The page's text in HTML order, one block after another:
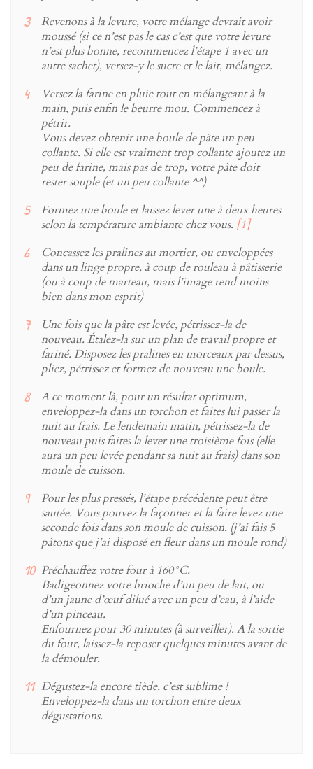
Revenons à la levure, votre mélange devrait avoir
moussé (si ce n’est pas le cas c’est que votre levure
n’est plus bonne, recommencez l’étape 1 avec un
autre sachet), versez-y le sucre et le lait, mélangez.
Versez la farine en pluie tout en mélangeant à la
main, puis enfin le beurre mou. Commencez à
pétrir.
Vous devez obtenir une boule de pâte un peu
collante. Si elle est vraiment trop collante ajoutez un
peu de farine, mais pas de trop, votre pâte doit
rester souple (et un peu collante ^^)
Formez une boule et laissez lever une à deux heures
selon la température ambiante chez vous. [1]
Concassez les pralines au mortier, ou enveloppées
dans un linge propre, à coup de rouleau à pâtisserie
(ou à coup de marteau, mais l’image rend moins
bien dans mon esprit)
Une fois que la pâte est levée, pétrissez-la de
nouveau. Étalez-la sur un plan de travail propre et
fariné. Disposez les pralines en morceaux par dessus,
pliez, pétrissez et formez de nouveau une boule.
A ce moment là, pour un résultat optimum,
enveloppez-la dans un torchon et faites lui passer la
nuit au frais. Le lendemain matin, pétrissez-la de
nouveau puis faites la lever une troisième fois (elle
aura un peu levée pendant sa nuit au frais) dans son
moule de cuisson.
Pour les plus pressés, l’étape précédente peut être
sautée. Vous pouvez la façonner et la faire levez une
seconde fois dans son moule de cuisson. (j’ai fais 5
pâtons que j’ai disposé en fleur dans un moule rond)
Préchauffez votre four à 160°C.
Badigeonnez votre brioche d’un peu de lait, ou
d’un jaune d’œuf dilué avec un peu d’eau, à l’aide
d’un pinceau.
Enfournez pour 30 minutes (à surveiller). A la sortie
du four, laissez-la reposer quelques minutes avant de
la démouler.
Dégustez-la encore tiède, c’est sublime !
Enveloppez-la dans un torchon entre deux
dégustations.